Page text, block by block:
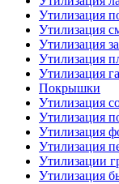
Утилизация
Утилизация
Утилизация
Утилизация
Утилизация
Покрышки
Утилизация
Утилизация
Утилизация
Утилизация
Утилизации
Утилизация